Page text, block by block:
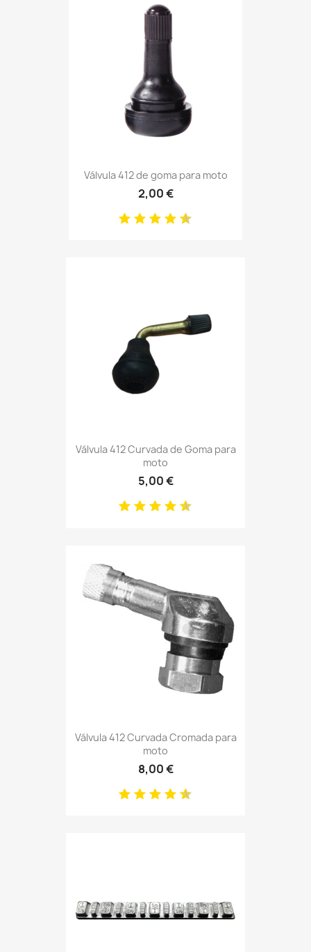
Válvula 412 de goma para moto
2,00 €
Válvula 412 Curvada de Goma para
moto
5,00 €
Válvula 412 Curvada Cromada para
moto
8,00 €